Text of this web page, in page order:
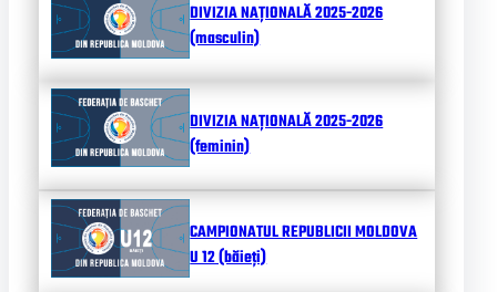
DIVIZIA NAȚIONALĂ 2025-2026
(masculin)
DIVIZIA NAȚIONALĂ 2025-2026
(feminin)
CAMPIONATUL REPUBLICII MOLDOVA
U 12 (băieți)